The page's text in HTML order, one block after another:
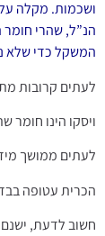
ושכמות. מקלה על
הנ”ל, שהרי חומר
המשקל כדי שלא
לעתים קרובות
ויסקו הינו חומר
לעתים ממושך
הכרית עטופה
חשוב לדעת, ישנם